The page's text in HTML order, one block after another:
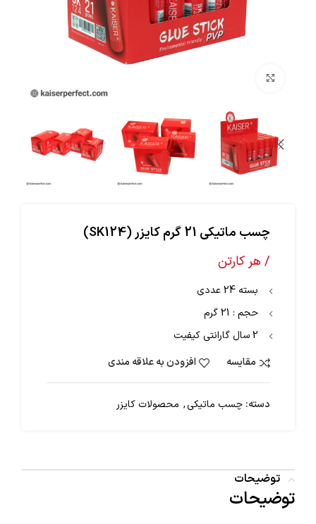
چسب ماتیکی 21 گرم کایزر (SK124)
/ هر کارتن
بسته 24 عددی
حجم : 21 گرم
2 سال گارانتی کیفیت
مقایسه
افزودن به علاقه مندی
دسته: چسب ماتیکی, محصولات کایزر
توضیحات
توضیحات